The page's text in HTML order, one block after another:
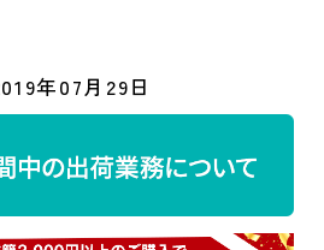
年07月29日